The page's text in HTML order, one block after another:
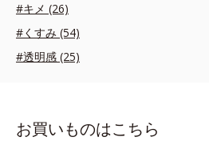
#キメ (26)
#くすみ (54)
#透明感 (25)
お買いものはこちら